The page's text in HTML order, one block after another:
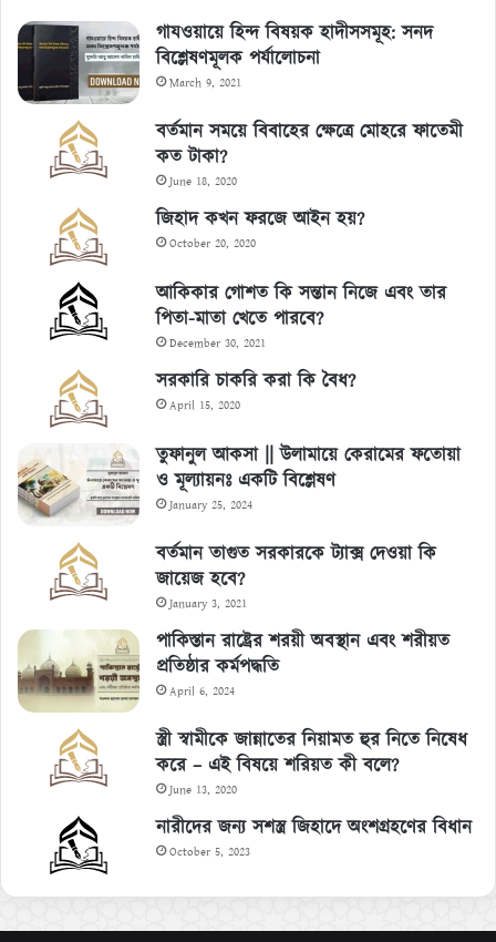
গাযওয়ায়ে হিন্দ বিষয়ক হাদীসসমূহ: সনদ
বিশ্লেষণমূলক পর্যালোচনা
March 9, 2021
বর্তমান সময়ে বিবাহের ক্ষেত্রে মোহরে ফাতেমী
কত টাকা?
June 18, 2020
জিহাদ কখন ফরজে আইন হয়?
October 20, 2020
আকিকার গোশত কি সন্তান নিজে এবং তার
পিতা-মাতা খেতে পারবে?
December 30, 2021
সরকারি চাকরি করা কি বৈধ?
April 15, 2020
তুফানুল আকসা || উলামায়ে কেরামের ফতোয়া
ও মূল্যায়নঃ একটি বিশ্লেষণ
January 25, 2024
বর্তমান তাগুত সরকারকে ট্যাক্স দেওয়া কি
জায়েজ হবে?
January 3, 2021
পাকিস্তান রাষ্ট্রের শরয়ী অবস্থান এবং শরীয়ত
প্রতিষ্ঠার কর্মপদ্ধতি
April 6, 2024
স্ত্রী স্বামীকে জান্নাতের নিয়ামত হুর নিতে নিষেধ
করে – এই বিষয়ে শরিয়ত কী বলে?
June 13, 2020
নারীদের জন্য সশস্ত্র জিহাদে অংশগ্রহণের বিধান
October 5, 2023